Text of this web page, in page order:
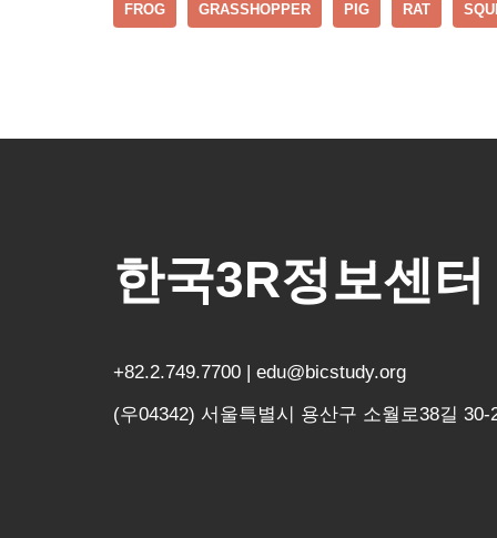
FROG GRASSHOPPER PIG RAT
한국3R정보센터
+82.2.749.7700 | edu@bicstudy.org
(우04342) 서울특별시 용산구 소월로38길 30-